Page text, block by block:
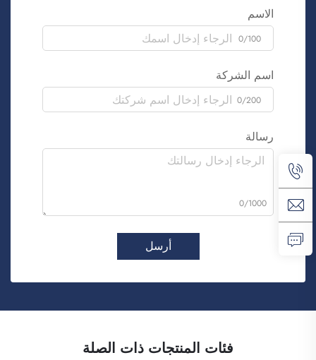
الاسم
0/100
اسم الشركة
0/200
رسالة
0/1000
أرسل
فئات المنتجات ذات الصلة